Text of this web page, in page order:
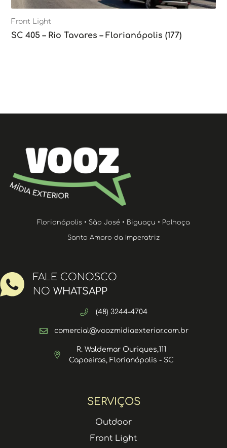
Front Light
SC 405 – Rio Tavares – Florianópolis (177)
SERVIÇOS
Outdoor
Front Light
Florianópolis • São José • Biguaçu • Palhoça
Santo Amaro da Imperatriz
FALE CONOSCO
NO WHATSAPP
(48) 3244-4704
comercial@voozmidiaexterior.com.br
R. Waldemar Ouriques,111
Capoeiras, Florianópolis - SC